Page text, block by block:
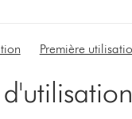
Première